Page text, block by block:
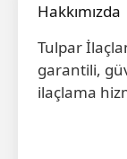
Hakkımızda
Tulpar
garantili,
ilaçlama